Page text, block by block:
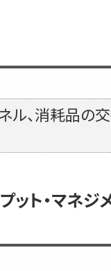
、消耗品の交
・マネジメ